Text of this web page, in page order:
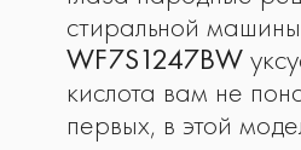
стиральной
WF7S1247BW
кислота вам не
первых, в этой